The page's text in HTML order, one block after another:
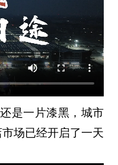
是一片漆黑，城市
场已经开启了一天